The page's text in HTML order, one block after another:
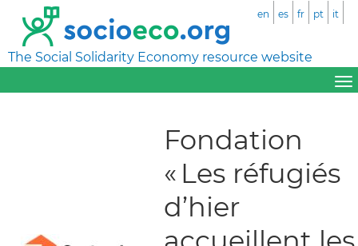
The Social Solidarity Economy resource website
en es fr pt it
Fondation
« Les réfugiés
d’hier